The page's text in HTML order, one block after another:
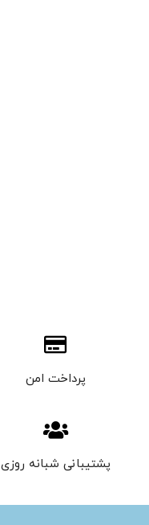
پرداخت امن
پشتیبانی شبانه روزی